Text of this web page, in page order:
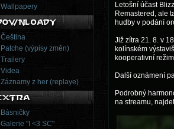
Wallpapery
Čeština
Patche (výpisy změn)
Trailery
Videa
Záznamy z her (replaye)
Básničky
Galerie "I <3 SC"
Letošní účast
Remastered, ale
hudby v podání
Již zítra 21. 8. v
kolínském
kooperativní
Další oznámení
Podrobný
na streamu,